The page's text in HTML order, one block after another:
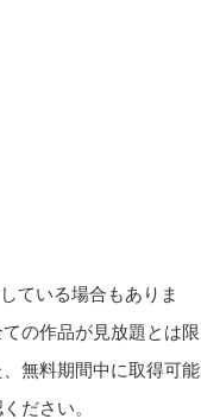
ている場合もありま
の作品が見放題とは限
無料期間中に取得可能
ださい。